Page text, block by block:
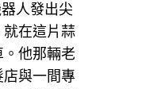
人發出尖
在這片蒜
他那輛老
與一間專